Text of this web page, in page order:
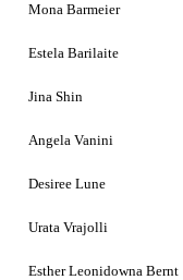
Mona Barmeier
Estela Barilaite
Jina Shin
Angela Vanini
Desiree Lune
Urata Vrajolli
Esther Leonidowna Bernt